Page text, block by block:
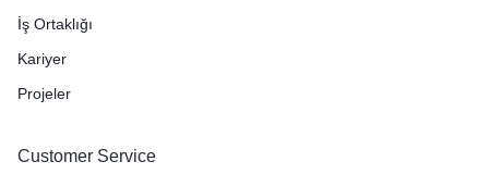
İş Ortaklığı
Kariyer
Projeler
Customer Service